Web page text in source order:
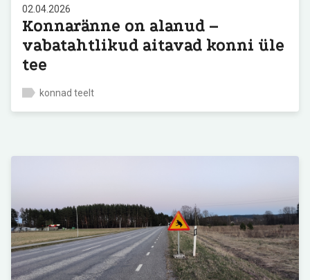
02.04.2026
Konnaränne on alanud –
vabatahtlikud aitavad konni üle
tee
konnad teelt